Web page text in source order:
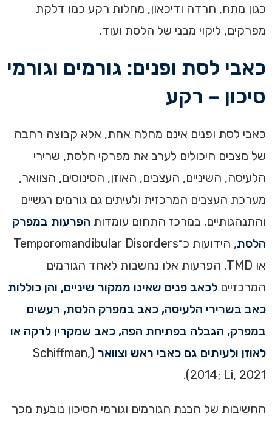
כגון מתח, חרדה ודיכאון, מחלות רקע כמו דלקת
מפרקים, ליקוי מבני של הלסת ועוד.
כאבי לסת ופנים: גורמים וגורמי
סיכון – רקע
כאבי לסת ופנים אינם מחלה אחת, אלא קבוצה רחבה
של מצבים היכולים לערב את מפרקי הלסת, שרירי
הלעיסה, השיניים, העצבים, האוזן, הסינוסים, הצוואר,
מערכת העצבים המרכזית ולעיתים גם גורמים רגשיים
והתנהגותיים. במרכז התחום עומדות הפרעות במפרק
הלסת
, הידועות כ־Temporomandibular Disorders
או TMD. הפרעות אלו נחשבות לאחד הגורמים
המרכזיים לכאב פנים שאינו ממקור שיניים, והן כוללות
כאב בשרירי הלעיסה, כאב במפרק הלסת, רעשים
במפרק, הגבלה בפתיחת הפה, כאב שמקרין לרקה או
לאוזן ולעיתים גם כאבי ראש וצוואר (Schiffman,
2014; Li, 2021).
החשיבות של הבנת הגורמים וגורמי הסיכון נובעת מכך